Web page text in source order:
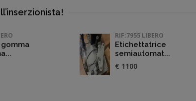
RIF:7955 LIBERO
Etichettatrice
semiautomat...
€ 1100